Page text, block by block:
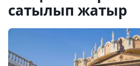
сатылып жатыр